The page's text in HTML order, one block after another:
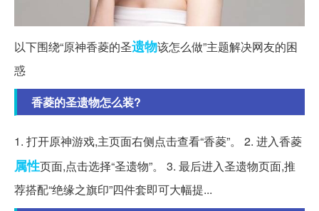
以下围绕“原神香菱的圣遗物该怎么做”主题解决网友的困
惑
香菱的圣遗物怎么装?
1. 打开原神游戏,主页面右侧点击查看“香菱”。 2. 进入香菱
属性页面,点击选择“圣遗物”。 3. 最后进入圣遗物页面,推
荐搭配“绝缘之旗印”四件套即可大幅提...